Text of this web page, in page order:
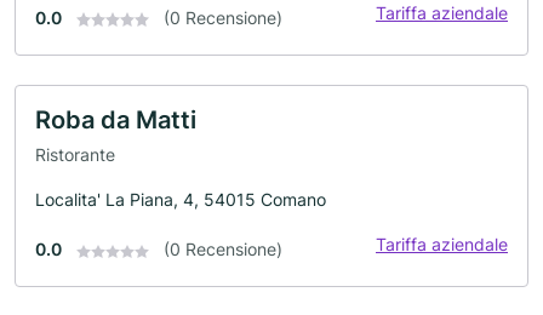
0.0 (0 Recensione) Tariffa aziendale
Roba da Matti
Ristorante
Localita' La Piana, 4, 54015 Comano
0.0 (0 Recensione) Tariffa aziendale